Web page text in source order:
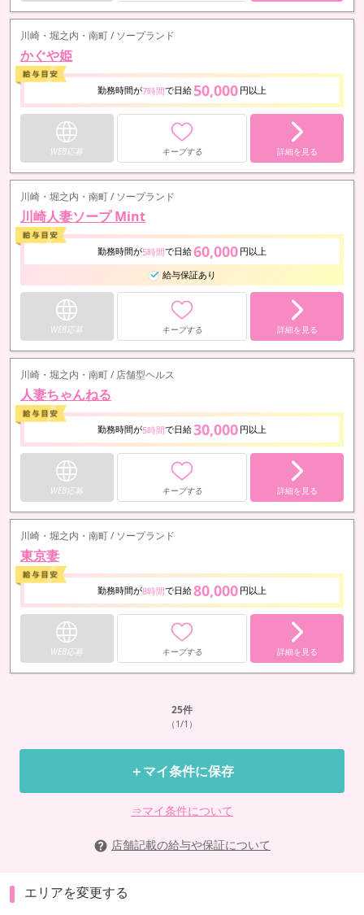
川崎・堀之内・南町 / ソープランド
かぐや姫
勤務時間が7時間で日給 50,000 円以上
WEB応募 キープする 詳細を見る
川崎・堀之内・南町 / ソープランド
川崎人妻ソープ Mint
勤務時間が5時間で日給60,000 円以上
給与保証あり
WEB応募 キープする 詳細を見る
川崎・堀之内・南町 / 店舗型ヘルス
人妻ちゃんねる
勤務時間が5時間で日給30,000 円以上
WEB応募 キープする 詳細を見る
川崎・堀之内・南町 / ソープランド
東京妻
勤務時間が8時間で日給80,000 円以上
WEB応募 キープする 詳細を見る
25件
（1/1）
＋マイ条件に保存
⇒マイ条件について
店舗記載の給与や保証について
エリアを変更する